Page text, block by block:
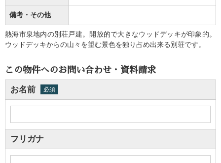
備考・その他
熱海市泉地内の別荘戸建。開放的で大きなウッドデッキが印象的。
ウッドデッキからの山々を望む景色を独り占め出来る別荘です。
この物件へのお問い合わせ・資料請求
お名前 必須
フリガナ